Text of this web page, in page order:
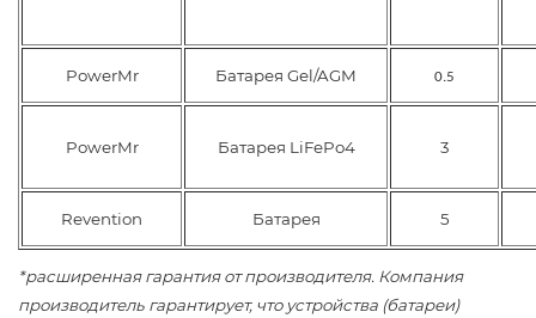
PowerMr Батарея Gel/AGM 0.5
PowerMr Батарея LiFePo4 3
Revention Батарея 5
*расширенная гарантия от производителя. Компания
производитель гарантирует, что устройства (батареи)